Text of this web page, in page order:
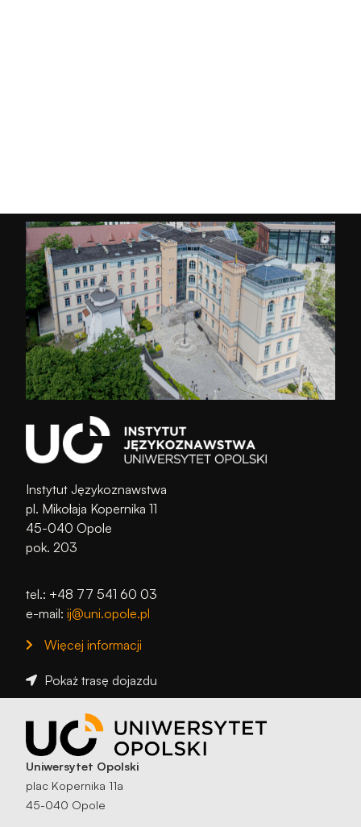
Instytut Językoznawstwa
pl. Mikołaja Kopernika 11
45-040 Opole
pok. 203
tel.: +48 77 541 60 03
e-mail:ij@uni.opole.pl
Więcej informacji
Pokaż trasę dojazdu
Uniwersytet Opolski
plac Kopernika 11a
45-040 Opole